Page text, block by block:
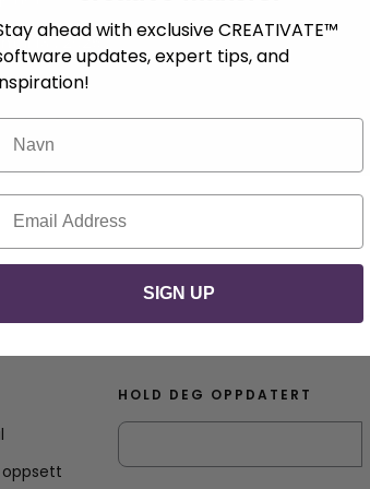
mai 13 , 2025
HOLD DEG OPPDATERT
ahead with exclusive CREATIVATE™
updates, expert tips, and
post
SIGN UP